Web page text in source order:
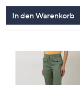
In den Warenkorb